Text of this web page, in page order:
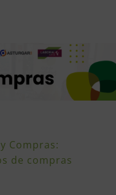
Compras:
de compras